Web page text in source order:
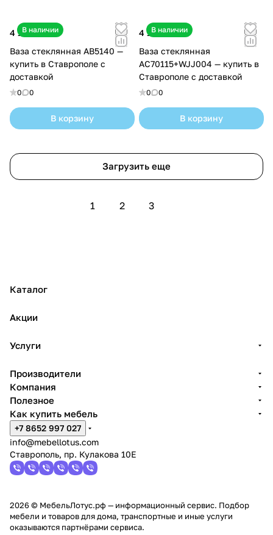
В наличии
4 100 ₽
Ваза стеклянная AB5140 —
купить в Ставрополе с
доставкой
0 0
В корзину
В наличии
4 150 ₽
Ваза стеклянная
AC70115+WJJ004 — купить в
Ставрополе с доставкой
0 0
В корзину
Загрузить еще
1 2 3
Каталог
Акции
Услуги
Производители
Компания
Полезное
Как купить мебель
+7 8652 997 027
info@mebellotus.com
Ставрополь, пр. Кулакова 10Е
2026 © МебельЛотус.рф — информационный сервис. Подбор
мебели и товаров для дома, транспортные и иные услуги
оказываются партнёрами сервиса.